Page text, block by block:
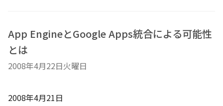
App EngineとGoogle Apps統合による可能性
とは
2008年4月22日火曜日
2008年4月21日